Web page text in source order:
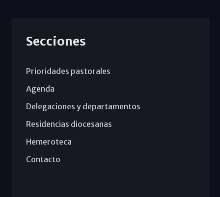
Secciones
Prioridades pastorales
Agenda
Delegaciones y departamentos
Residencias diocesanas
Hemeroteca
Contacto